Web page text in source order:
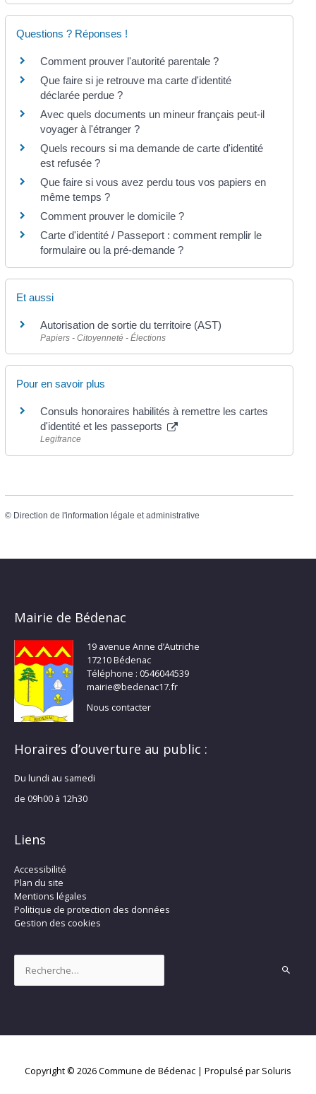
Questions ? Réponses !
Comment prouver l'autorité parentale ?
Que faire si je retrouve ma carte d'identité
déclarée perdue ?
Avec quels documents un mineur français peut-il
voyager à l'étranger ?
Quels recours si ma demande de carte d'identité
est refusée ?
Que faire si vous avez perdu tous vos papiers en
même temps ?
Comment prouver le domicile ?
Carte d'identité / Passeport : comment remplir le
formulaire ou la pré-demande ?
Et aussi
Autorisation de sortie du territoire (AST)
Papiers - Citoyenneté - Élections
Pour en savoir plus
Consuls honoraires habilités à remettre les cartes
d'identité et les passeports
Legifrance
© Direction de l'information légale et administrative
Mairie de Bédenac
19 avenue Anne d’Autriche
17210 Bédenac
Téléphone : 0546044539
mairie@bedenac17.fr
Nous contacter
Horaires d’ouverture au public :
Du lundi au samedi
de 09h00 à 12h30
Liens
Accessibilité
Plan du site
Mentions légales
Politique de protection des données
Gestion des cookies
Copyright © 2026Commune de Bédenac | Propulsé par Soluris